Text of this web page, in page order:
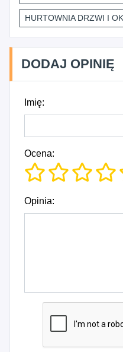
HURTOWNIA DRZWI I
DODAJ OPINIĘ
Imię:
Ocena:
Opinia: